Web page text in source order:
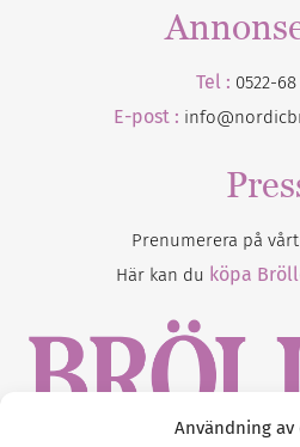
Användning av
Tel : 0522-68
E-post :
Prenumerera på vårt
Här kan du köpa